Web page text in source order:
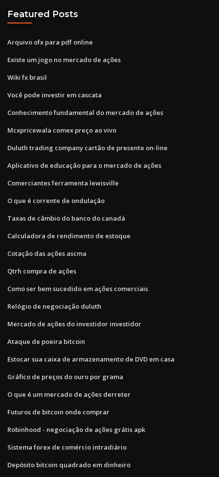
Featured Posts
Arquivo ofx para pdf online
Existe um jogo no mercado de ações
Wiki fx brasil
Você pode investir em cascata
Conhecimento fundamental do mercado de ações
Mcxpricewala comex preço ao vivo
Duluth trading company cartão de presente on-line
Aplicativo de educação para o mercado de ações
Comerciantes ferramenta lewisville
O que é corrente de ondulação
Taxas de câmbio do banco do canadá
Calculadora de rendimento de estoque
Cotação das ações ascma
Qtrh compra de ações
Como ser bem sucedido em ações comerciais
Relógio de negociação duluth
Mercado de ações do investidor investidor
Ataque de poeira bitcoin
Estocar sua caixa de armazenamento de DVD em casa
Gráfico de preços do ouro por grama
O que é um mercado de ações derreter
Futuros de bitcoin onde comprar
Robinhood - negociação de ações grátis apk
Sistema forex de comércio intradiário
Depósito bitcoin quadrado em dinheiro